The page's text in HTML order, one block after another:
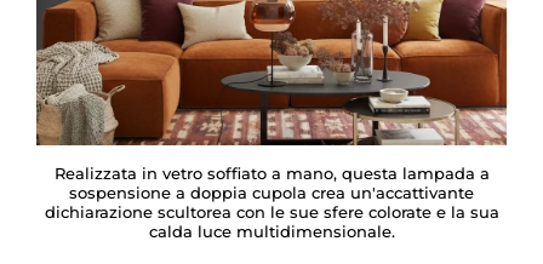
Realizzata in vetro soffiato a mano, questa lampada a
sospensione a doppia cupola crea un'accattivante
dichiarazione scultorea con le sue sfere colorate e la sua
calda luce multidimensionale.